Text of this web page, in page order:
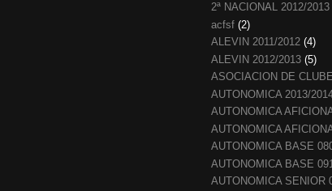
2ª NACIONAL 2012/2013
acfsf (2)
ALEVIN 2011/2012 (4)
ALEVIN 2012/2013 (5)
ASOCIACION DE
AUTONOMICA 2013/
AUTONOMICA
AUTONOMICA
AUTONOMICA BASE
AUTONOMICA BASE
AUTONOMICA SENIOR